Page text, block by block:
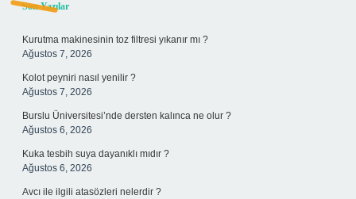
Sidebar
Son Yazılar
Kurutma makinesinin toz filtresi yıkanır mı ?
Ağustos 7, 2026
Kolot peyniri nasıl yenilir ?
Ağustos 7, 2026
Burslu Üniversitesi’nde dersten kalınca ne olur ?
Ağustos 6, 2026
Kuka tesbih suya dayanıklı mıdır ?
Ağustos 6, 2026
Avcı ile ilgili atasözleri nelerdir ?